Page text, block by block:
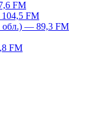
FM
104,5 FM
обл.) — 89,3 FM
FM